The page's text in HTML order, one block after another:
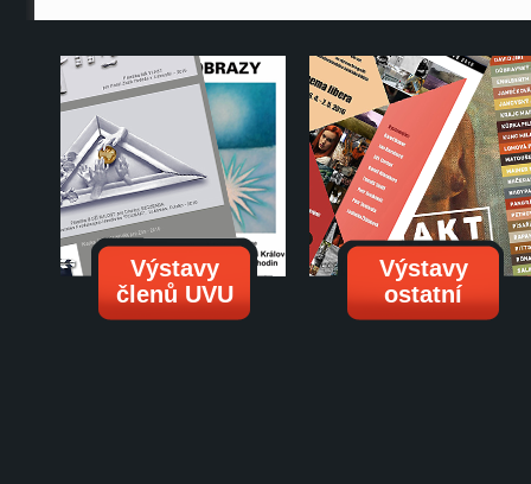
Výstavy
členů UVU
Výstavy
ostatní